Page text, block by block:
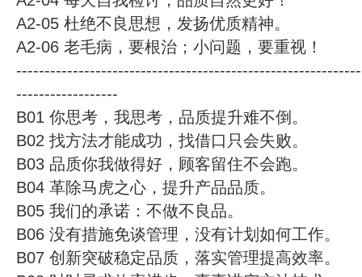
A2-05 杜绝不良思想，发扬优质精神。
A2-06 老毛病，要根治；小问题，要重视！
------------------
B01 你思考，我思考，品质提升难不倒。
B02 找方法才能成功，找借口只会失败。
B03 品质你我做得好，顾客留住不会跑。
B04 革除马虎之心，提升产品品质。
B05 我们的承诺：不做不良品。
B06 没有措施免谈管理，没有计划如何工作。
B07 创新突破稳定品质，落实管理提高效率。